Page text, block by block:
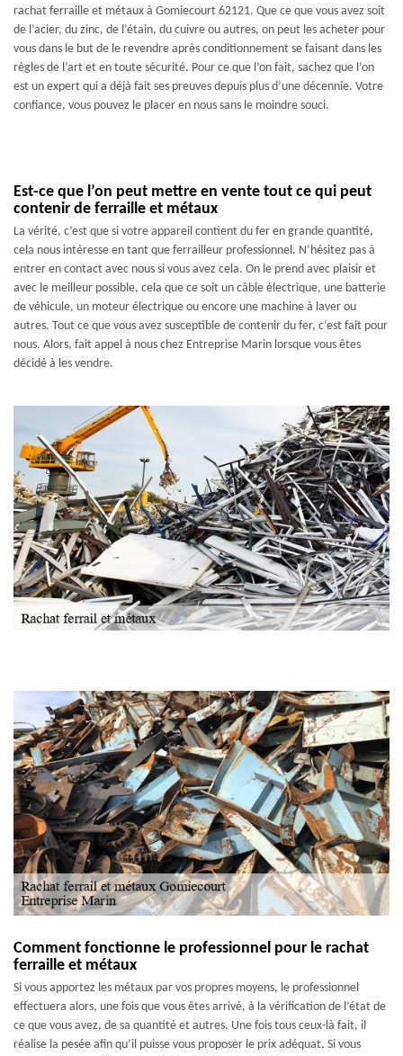
rachat ferraille et métaux à Gomiecourt 62121. Que ce que vous avez soit
de l’acier, du zinc, de l’étain, du cuivre ou autres, on peut les acheter pour
vous dans le but de le revendre après conditionnement se faisant dans les
règles de l’art et en toute sécurité. Pour ce que l’on fait, sachez que l’on
est un expert qui a déjà fait ses preuves depuis plus d’une décennie. Votre
confiance, vous pouvez le placer en nous sans le moindre souci.
Est-ce que l’on peut mettre en vente tout ce qui peut
contenir de ferraille et métaux
La vérité, c’est que si votre appareil contient du fer en grande quantité,
cela nous intéresse en tant que ferrailleur professionnel. N’hésitez pas à
entrer en contact avec nous si vous avez cela. On le prend avec plaisir et
avec le meilleur possible, cela que ce soit un câble électrique, une batterie
de véhicule, un moteur électrique ou encore une machine à laver ou
autres. Tout ce que vous avez susceptible de contenir du fer, c’est fait pour
nous. Alors, fait appel à nous chez Entreprise Marin lorsque vous êtes
décidé à les vendre.
Comment fonctionne le professionnel pour le rachat
ferraille et métaux
Si vous apportez les métaux par vos propres moyens, le professionnel
effectuera alors, une fois que vous êtes arrivé, à la vérification de l’état de
ce que vous avez, de sa quantité et autres. Une fois tous ceux-là fait, il
réalise la pesée afin qu’il puisse vous proposer le prix adéquat. Si vous